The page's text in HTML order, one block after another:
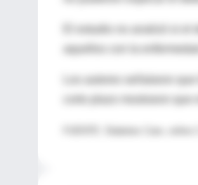
El estudio no analizó si el
aquellos con la
Los autores señalaron